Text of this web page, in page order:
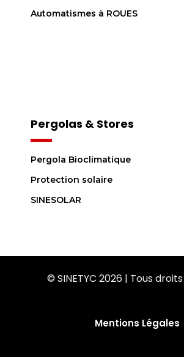
Automatismes à ROUES
Pergolas & Stores
Pergola Bioclimatique
Protection solaire
SINESOLAR
© SINETYC 2026 | Tous
Mentions Légales